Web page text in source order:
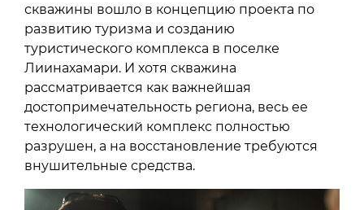
скважины вошло в концепцию проекта по
развитию туризма и созданию
туристического комплекса в поселке
Лиинахамари. И хотя скважина
рассматривается как важнейшая
достопримечательность региона, весь ее
технологический комплекс полностью
разрушен, а на восстановление требуются
внушительные средства.